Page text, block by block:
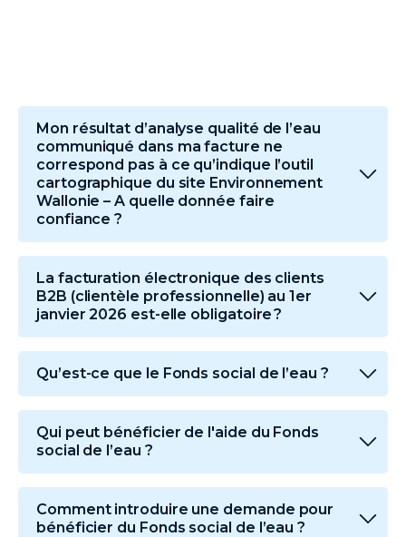
Mon résultat d’analyse qualité de l’eau
communiqué dans ma facture ne
correspond pas à ce qu’indique l’outil
cartographique du site Environnement
Wallonie – A quelle donnée faire
confiance ?
La facturation électronique des clients
B2B (clientèle professionnelle) au 1er
janvier 2026 est-elle obligatoire ?
Qu’est-ce que le Fonds social de l’eau ?
Qui peut bénéficier de l'aide du Fonds
social de l’eau ?
Comment introduire une demande pour
bénéficier du Fonds social de l’eau ?